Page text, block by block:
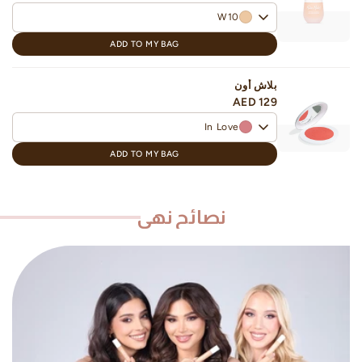
W10
ADD TO MY BAG
بلاش أون
AED 129
In Love
ADD TO MY BAG
نصائح نهى